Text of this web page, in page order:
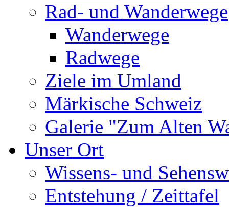
Rad- und Wanderwege
Wanderwege
Radwege
Ziele im Umland
Märkische Schweiz
Galerie "Zum Alten
Unser Ort
Wissens- und
Entstehung / Zeittafel